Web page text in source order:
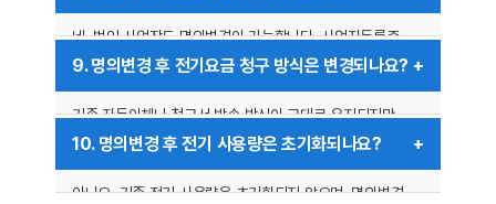
네, 법인 사업장도 명의변경이 가능합니다. 사업자등록증,
법인 인감증명서, 대표자 신분증 등의 추가 서류가 필요할 수
있습니다.
9. 명의변경 후 전기요금 청구 방식은 변경되나요?
기존 자동이체나 청구서 발송 방식이 그대로 유지되지만,
명의변경과 함께 변경을 원할 경우 별도 신청이 필요합니다.
10. 명의변경 후 전기 사용량은 초기화되나요?
아니요, 기존 전기 사용량은 초기화되지 않으며, 명의변경